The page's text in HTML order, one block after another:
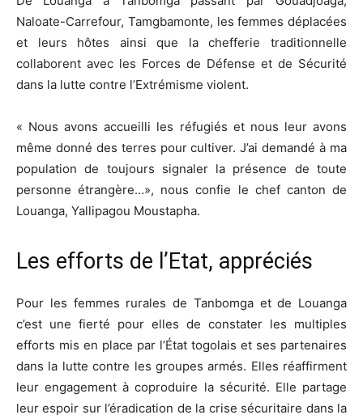
Naloate-Carrefour, Tamgbamonte, les femmes déplacées
et leurs hôtes ainsi que la chefferie traditionnelle
collaborent avec les Forces de Défense et de Sécurité
dans la lutte contre l’Extrémisme violent.
« Nous avons accueilli les réfugiés et nous leur avons
même donné des terres pour cultiver. J’ai demandé à ma
population de toujours signaler la présence de toute
personne étrangère…», nous confie le chef canton de
Louanga, Yallipagou Moustapha.
Les efforts de l’Etat, appréciés
Pour les femmes rurales de Tanbomga et de Louanga
c’est une fierté pour elles de constater les multiples
efforts mis en place par l’État togolais et ses partenaires
dans la lutte contre les groupes armés. Elles réaffirment
leur engagement à coproduire la sécurité. Elle partage
leur espoir sur l’éradication de la crise sécuritaire dans la